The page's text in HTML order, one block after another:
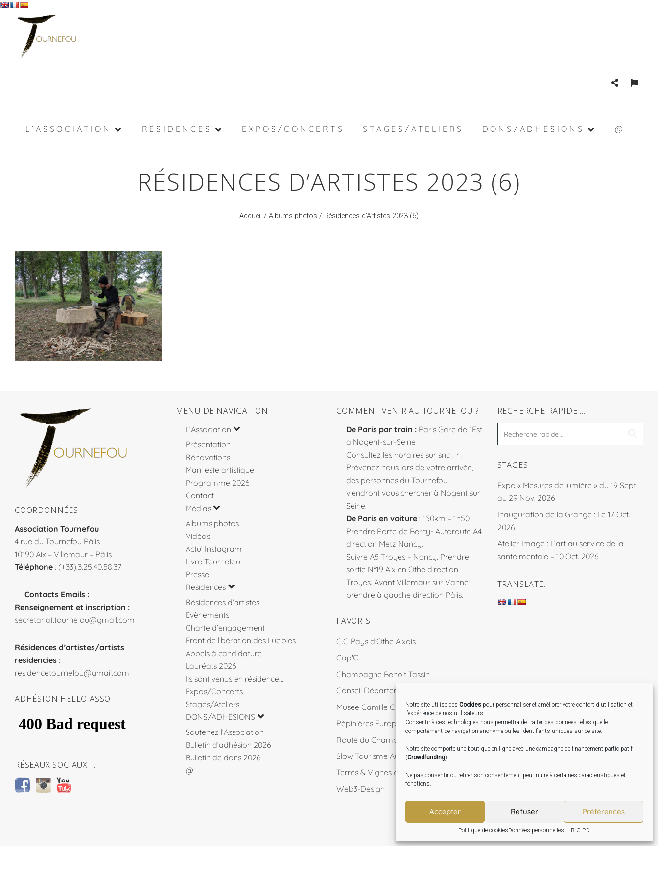
Notre site utilise des Cookies pour personnaliser et améliorer votre confort d'utilisation et
l’expérience de nos utilisateurs.
Consentir à ces technologies nous permettra de traiter des données telles que le
comportement de navigation anonyme ou les identifiants uniques sur ce site.
Notre site comporte une boutique en ligne avec une campagne de financement participatif
(Crowdfunding).
Ne pas consentir ou retirer son consentement peut nuire à certaines caractéristiques et
fonctions.
Accepter Refuser Préférences
Politique de cookiesDonnées personnelles – R.G.P.D
L’ASSOCIATION RÉSIDENCES EXPOS/CONCERTS STAGES/ATELIERS DONS/ADHÉSIONS @
RÉSIDENCES D’ARTISTES 2023 (6)
Accueil / Albums photos / Résidences d’Artistes 2023 (6)
COORDONNÉES
Association Tournefou
4 rue du Tournefou Pâlis
10190 Aix – Villemaur – Pâlis
Téléphone : (+33).3.25.40.58.37
Contacts Emails :
Renseignement et inscription :
secretariat.tournefou@gmail.com
Résidences d’artistes/artists
residencies :
residencetournefou@gmail.com
ADHÉSION HELLO ASSO
RÉSEAUX SOCIAUX …
MENU DE NAVIGATION
L’Association
Présentation
Rénovations
Manifeste artistique
Programme 2026
Contact
Médias
Albums photos
Vidéos
Actu’ Instagram
Livre Tournefou
Presse
Résidences
Résidences d’artistes
Évènements
Charte d’engagement
Front de libération des Lucioles
Appels à candidature
Lauréats 2026
Ils sont venus en résidence…
Expos/Concerts
Stages/Ateliers
DONS/ADHÉSIONS
Soutenez l’Association
Bulletin d’adhésion 2026
Bulletin de dons 2026
@
COMMENT VENIR AU TOURNEFOU ?
De Paris par train : Paris Gare de l’Est
à Nogent-sur-Seine
Consultez les horaires sur sncf.fr .
Prévenez nous lors de votre arrivée,
des personnes du Tournefou
viendront vous chercher à Nogent sur
Seine.
De Paris en voiture : 150km – 1h50
Prendre Porte de Bercy- Autoroute A4
direction Metz Nancy.
Suivre A5 Troyes – Nancy. Prendre
sortie N°19 Aix en Othe direction
Troyes. Avant Villemaur sur Vanne
prendre à gauche direction Pâlis.
FAVORIS
C.C Pays d'Othe Aixois
Cap'C
Champagne Benoit Tassin
Conseil Départemental 10
Musée Camille Claudel
Pépinières Européennes de Création
Route du Champagne
Slow Tourisme Aube
Terres & Vignes de l'Aube
Web3-Design
RECHERCHE RAPIDE …
STAGES …
Expo « Mesures de lumière » du 19 Sept
au 29 Nov. 2026
Inauguration de la Grange : Le 17 Oct.
2026
Atelier Image : L’art au service de la
santé mentale – 10 Oct. 2026
TRANSLATE: